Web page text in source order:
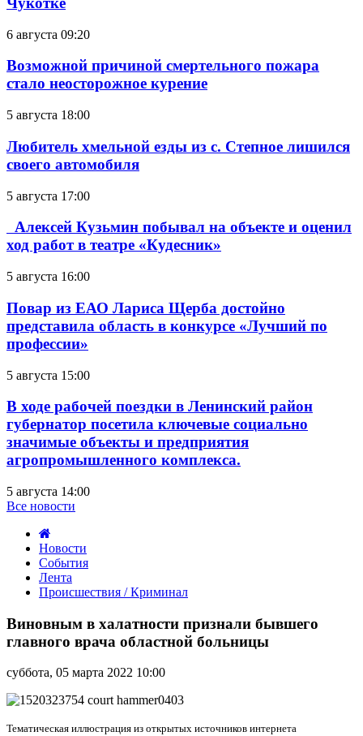
6 августа 09:20
Возможной причиной смертельного пожара
стало неосторожное курение
5 августа 18:00
Любитель хмельной езды из с. Степное лишился
своего автомобиля
5 августа 17:00
Алексей Кузьмин побывал на объекте и оценил
ход работ в театре «Кудесник»
5 августа 16:00
Повар из ЕАО Лариса Щерба достойно
представила область в конкурсе «Лучший по
профессии»
5 августа 15:00
В ходе рабочей поездки в Ленинский район
губернатор посетила ключевые социально
значимые объекты и предприятия
агропромышленного комплекса.
5 августа 14:00
Все новости
Новости
События
Лента
Происшествия / Криминал
в
признали
главного
врача
областной
Виновным в халатности признали бывшего
главного врача областной больницы
суббота, 05 марта 2022 10:00
Тематическая иллюстрация из открытых источников интернета